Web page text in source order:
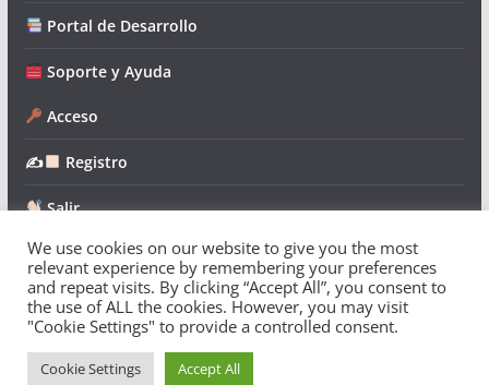
Portal de Desarrollo
Soporte y Ayuda
Acceso
✍ Registro
Salir
Copyright © 2026Onesait Platform Community. Todos los
derechos reservados.
We use cookies on our website to give you the most
relevant experience by remembering your preferences
and repeat visits. By clicking “Accept All”, you consent to
the use of ALL the cookies. However, you may visit
"Cookie Settings" to provide a controlled consent.
Cookie Settings Accept All